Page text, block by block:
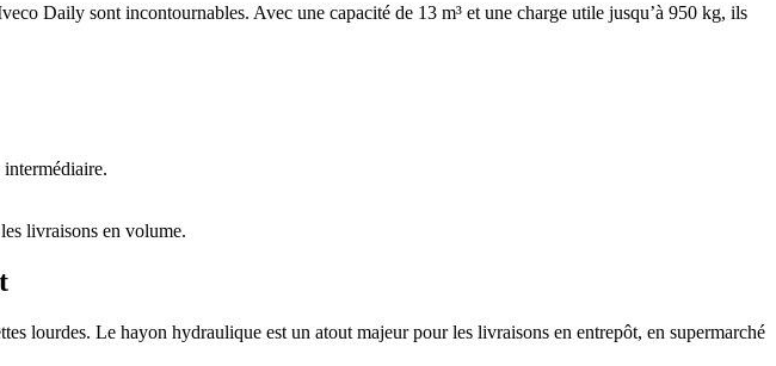
Daily sont incontournables. Avec une capacité de 13 m³ et une charge utile jusqu’à 950 kg, ils
intermédiaire.
livraisons en volume.
lourdes. Le hayon hydraulique est un atout majeur pour les livraisons en entrepôt, en supermarché